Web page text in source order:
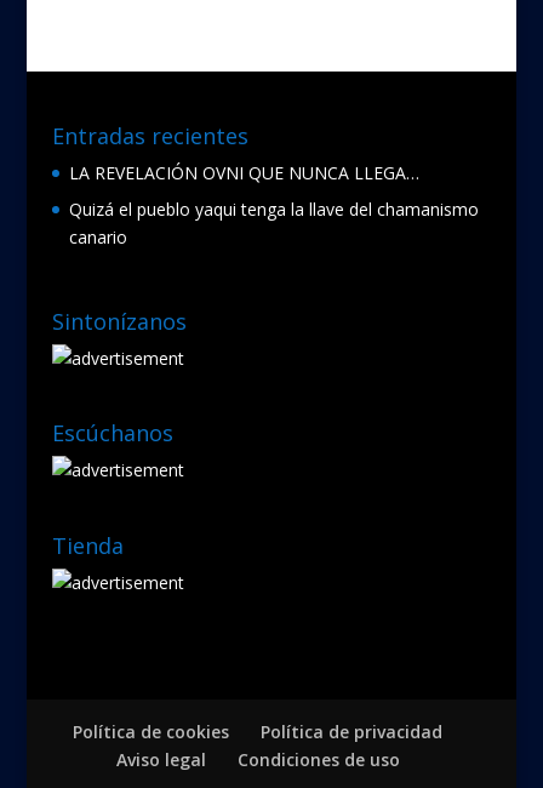
Entradas recientes
LA REVELACIÓN OVNI QUE NUNCA LLEGA…
Quizá el pueblo yaqui tenga la llave del chamanismo
canario
Sintonízanos
Escúchanos
Tienda
Política de cookies
Política de privacidad
Aviso legal
Condiciones de uso